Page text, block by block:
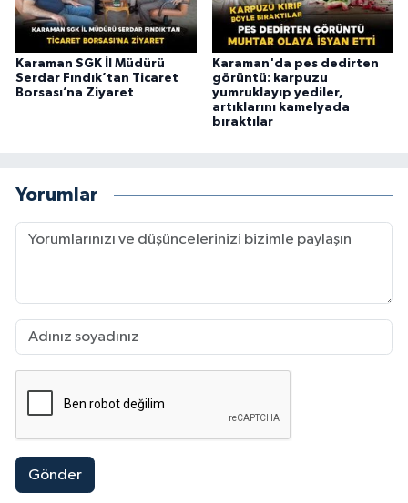
Karaman SGK İl Müdürü
Serdar Fındık’tan Ticaret
Borsası’na Ziyaret
Karaman'da pes dedirten
görüntü: karpuzu
yumruklayıp yediler,
artıklarını kamelyada
bıraktılar
Yorumlar
Gönder